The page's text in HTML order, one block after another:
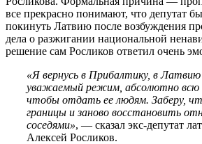
все прекрасно понимают, что депутат
покинуть Латвию после возбуждения
дела о разжигании национальной
решение сам Росликов ответил очень
«Я вернусь в Прибалтику, в Латвию
уважаемый режим, абсолютно всю
чтобы отдать ее людям. Заберу,
границы и заново восстановить
соседями», — сказал экс-депутат
Алексей Росликов.